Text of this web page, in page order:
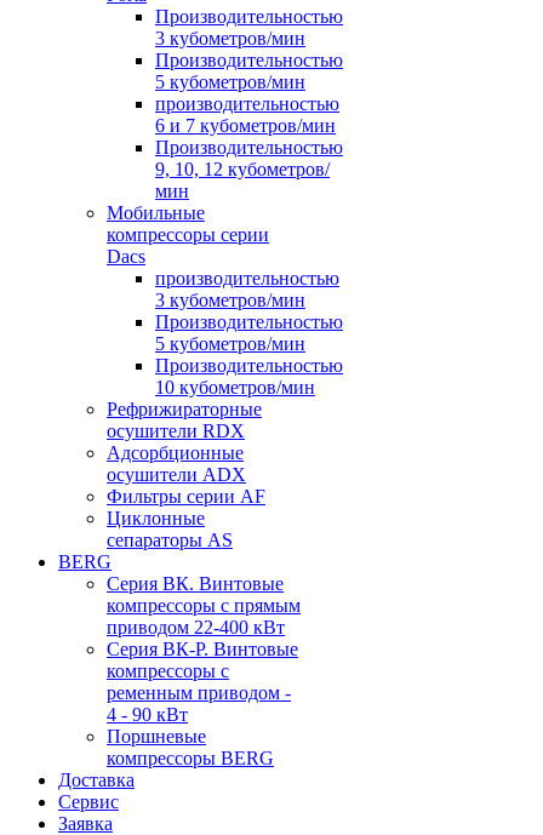
Производительностью
3 кубометров/мин
Производительностью
5 кубометров/мин
производительностью
6 и 7 кубометров/мин
Производительностью
9, 10, 12 кубометров/
мин
Мобильные
компрессоры серии
Dacs
производительностью
3 кубометров/мин
Производительностью
5 кубометров/мин
Производительностью
10 кубометров/мин
Рефрижираторные
осушители RDX
Адсорбционные
осушители ADX
Фильтры серии AF
Циклонные
сепараторы AS
BERG
Серия ВК. Винтовые
компрессоры с прямым
приводом 22-400 кВт
Серия ВК-Р. Винтовые
компрессоры с
ременным приводом -
4 - 90 кВт
Поршневые
компрессоры BERG
Доставка
Сервис
Заявка